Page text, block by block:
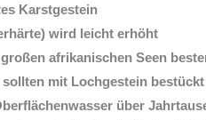
Karstgestein
wird leicht erhöht
afrikanischen Seen
mit Lochgestein
über